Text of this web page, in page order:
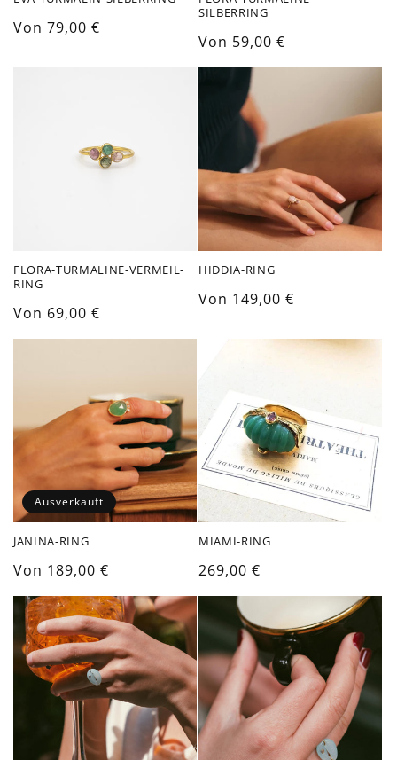
Normaler
Von 79,00 €
SILBERRING
Normaler
Preis
Von 59,00 €
FLORA-TURMALINE-VERMEIL-
RING
Normaler
Preis
Von 69,00 €
HIDDIA-RING
Normaler
Von 149,00 €
Ausverkauft
JANINA-RING
Normaler
Preis
Von 189,00 €
MIAMI-RING
Normaler
Preis
269,00 €